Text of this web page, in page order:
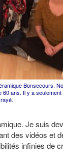
Bonsecours.
ans. Il y a
Je suis
des vidéos et
infinies de